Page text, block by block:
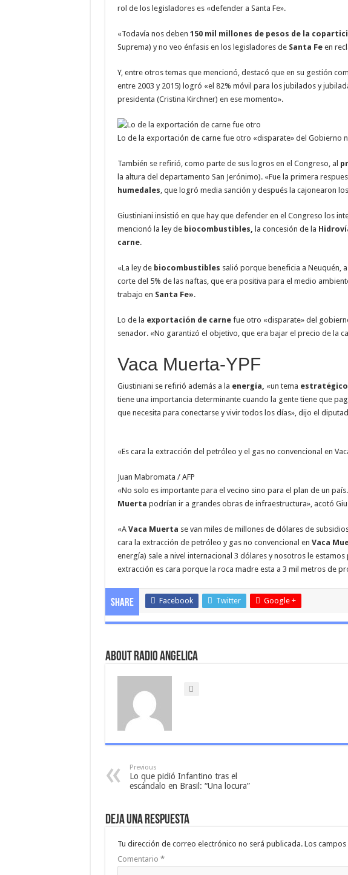
rol de los legisladores es «defender a Santa Fe».
«Todavía nos deben 150 mil millones de pesos de la
Suprema) y no veo énfasis en los legisladores de Santa Feen
Y, entre otros temas que mencionó, destacó que en su gestión
entre 2003 y 2015) logró «el 82% móvil para los jubilados y
presidenta (Cristina Kirchner) en ese momento».
Lo de la exportación de carne fue otro «disparate» del Gobierno
También se refirió, como parte de sus logros en el Congreso, al
la altura del departamento San Jerónimo). «Fue la primera
humedales, que logró media sanción y después la cajonearon
Giustiniani insistió en que hay que defender en el Congreso los
mencionó la ley de biocombustibles, la concesión de la
carne.
«La ley de biocombustibles salió porque beneficia a Neuquén,
corte del 5% de las naftas, que era positiva para el medio
trabajo en Santa Fe».
Lo de la exportación de carne fue otro «disparate» del
senador. «No garantizó el objetivo, que era bajar el precio de la
Vaca Muerta-YPF
Giustiniani se refirió además a la energía, «un tema
tiene una importancia determinante cuando la gente tiene que
que necesita para conectarse y vivir todos los días», dijo el
«Es cara la extracción del petróleo y el gas no convencional en
Juan Mabromata / AFP
«No solo es importante para el vecino sino para el plan de un
Muerta podrían ir a grandes obras de infraestructura», acotó
«A Vaca Muerta se van miles de millones de dólares de
cara la extracción de petróleo y gas no convencional en Vaca
energía) sale a nivel internacional 3 dólares y nosotros le
extracción es cara porque la roca madre esta a 3 mil metros de
Share Facebook Twitter Google +
About Radio Angelica
Previous
Lo que pidió Infantino tras el
escándalo en Brasil: “Una locura”
Deja una respuesta
Tu dirección de correo electrónico no será publicada. Los
Comentario *